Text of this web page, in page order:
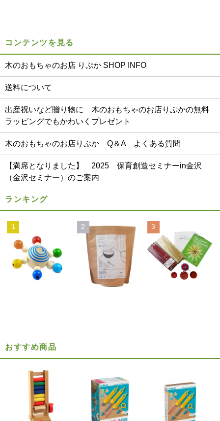
コンテンツを見る
木のおもちゃのお店 りぷか SHOP INFO
送料について
出産祝いなど贈り物に 木のおもちゃのお店りぷかの無料
ラッピングでもかわいくプレゼント
木のおもちゃのお店りぷか Q＆A よくある質問
【満席となりました】 2025 保育創造セミナーin金沢
（金沢セミナー）のご案内
ランキング
1 2 3
おすすめ商品